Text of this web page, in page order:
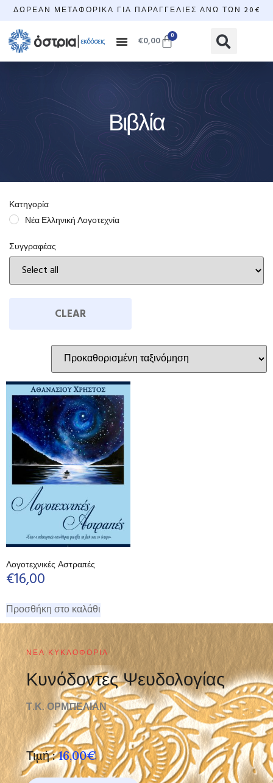
ΔΩΡΕΆΝ ΜΕΤΑΦΟΡΙΚΆ ΓΙΑ ΠΑΡΑΓΓΕΛΊΕΣ ΆΝΩ ΤΩΝ 20€
€0,00 0
Βιβλία
Κατηγορία
Νέα Ελληνική Λογοτεχνία
Συγγραφέας
CLEAR
Λογοτεχνικές Αστραπές
€16,00
Προσθήκη στο καλάθι
ΝΈΑ ΚΥΚΛΟΦΟΡΊΑ
Κυνόδοντες Ψευδολογίας
Τ.Κ. ΟΡΜΠΕΛΙΑΝ
Τιμή : 16,00€